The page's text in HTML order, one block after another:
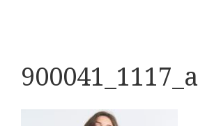
900041_1117_a